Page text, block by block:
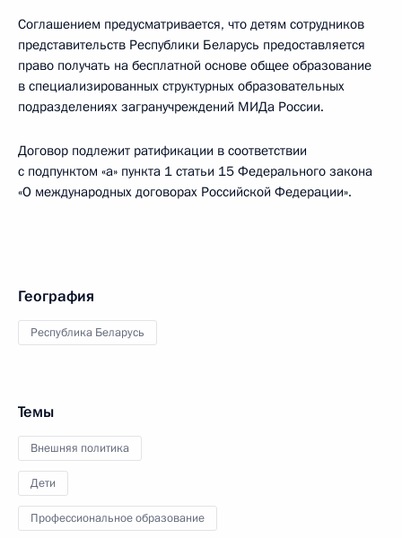
Соглашением предусматривается, что детям сотрудников
представительств Республики Беларусь предоставляется
право получать на бесплатной основе общее образование
в специализированных структурных образовательных
подразделениях загранучреждений МИДа России.
Договор подлежит ратификации в соответствии
с подпунктом «а» пункта 1 статьи 15 Федерального закона
«О международных договорах Российской Федерации».
География
Республика Беларусь
Темы
Внешняя политика
Дети
Профессиональное образование